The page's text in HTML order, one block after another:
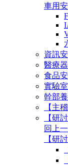
車用
資訊
醫療
食品
實驗
幹部
【主
【研
回上
【研